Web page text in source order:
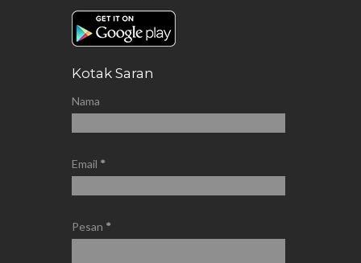
Kotak Saran
Nama
Email *
Pesan *